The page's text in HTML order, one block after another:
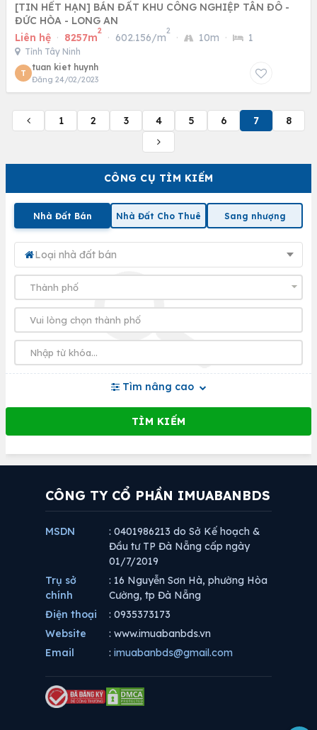
CÔNG CỤ TÌM KIẾM
Nhà Đất Bán Nhà Đất Cho Thuê Sang nhượng
Loại nhà đất bán
Tìm nâng cao
[TIN HẾT HẠN] BÁN ĐẤT KHU CÔNG NGHIỆP TÂN ĐÔ -
ĐỨC HÒA - LONG AN
Liên hệ · 8257m
2
· 602.156/m
2
· 10m · 1
Tỉnh Tây Ninh
T
tuan kiet huynh
Đăng 24/02/2023
1 2 3 4 5 6 7 8
CÔNG TY CỔ PHẦN IMUABANBDS
MSDN
: 0401986213 do Sở Kế hoạch &
Đầu tư TP Đà Nẵng cấp ngày
01/7/2019
Trụ sở
chính
: 16 Nguyễn Sơn Hà, phường Hòa
Cường, tp Đà Nẵng
Điện thoại
: 0935373173
Website
: www.imuabanbds.vn
Email
: imuabanbds@gmail.com